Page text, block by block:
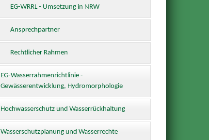
EG-WRRL - Umsetzung in NRW
Ansprechpartner
Rechtlicher Rahmen
EG-Wasserrahmenrichtlinie -
Gewässerentwicklung, Hydromorphologie
Hochwasserschutz und Wasserrückhaltung
Wasserschutzplanung und Wasserrechte